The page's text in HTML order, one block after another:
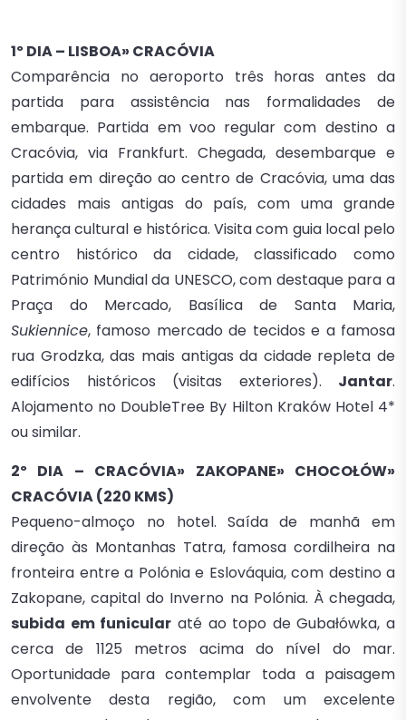
1º DIA – LISBOA» CRACÓVIA
Comparência no aeroporto três horas antes da
partida para assistência nas formalidades de
embarque. Partida em voo regular com destino a
Cracóvia, via Frankfurt. Chegada, desembarque e
partida em direção ao centro de Cracóvia, uma das
cidades mais antigas do país, com uma grande
herança cultural e histórica. Visita com guia local pelo
centro histórico da cidade, classificado como
Património Mundial da UNESCO, com destaque para a
Praça do Mercado, Basílica de Santa Maria,
Sukiennice, famoso mercado de tecidos e a famosa
rua Grodzka, das mais antigas da cidade repleta de
edifícios históricos (visitas exteriores). Jantar.
Alojamento no DoubleTree By Hilton Kraków Hotel 4*
ou similar.
2º DIA – CRACÓVIA» ZAKOPANE» CHOCOŁÓW»
CRACÓVIA (220 KMS)
Pequeno-almoço no hotel. Saída de manhã em
direção às Montanhas Tatra, famosa cordilheira na
fronteira entre a Polónia e Eslováquia, com destino a
Zakopane, capital do Inverno na Polónia. À chegada,
subida em funicular até ao topo de Gubałówka, a
cerca de 1125 metros acima do nível do mar.
Oportunidade para contemplar toda a paisagem
envolvente desta região, com um excelente